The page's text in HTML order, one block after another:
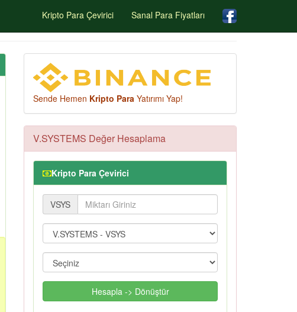
Kripto Para Çevirici Sanal Para Fiyatları
Sende Hemen Kripto Para Yatırımı Yap!
V.SYSTEMS Değer Hesaplama
Kripto Para Çevirici
VSYS
Hesapla -> Dönüştür